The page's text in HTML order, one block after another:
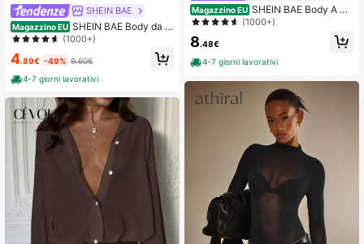
SHEIN BAE
Magazzino EU SHEIN BAE Body da d
onna estivo con stampa Tintura a n
(1000+)
4.89€ -49% 9.60€
4-7 giorni lavorativi
Magazzino EU SHEIN BAE Body A Co
llo Halter Da Donna
(1000+)
8.48€
4-7 giorni lavorativi